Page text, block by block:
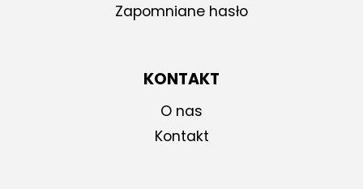
Zapomniane hasło
KONTAKT
O nas
Kontakt